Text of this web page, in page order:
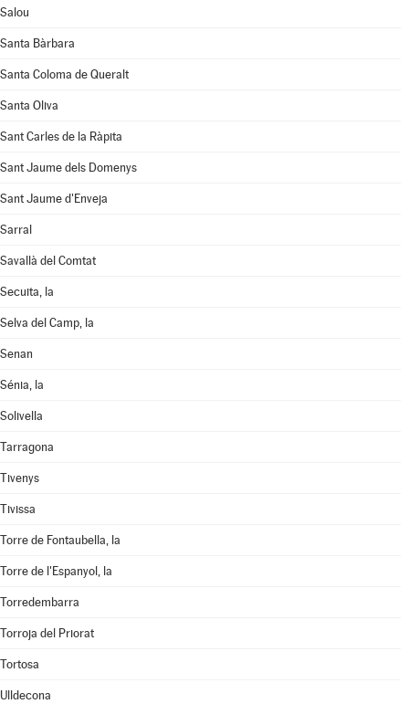
Salou
Santa Bàrbara
Santa Coloma de Queralt
Santa Oliva
Sant Carles de la Ràpita
Sant Jaume dels Domenys
Sant Jaume d'Enveja
Sarral
Savallà del Comtat
Secuita, la
Selva del Camp, la
Senan
Sénia, la
Solivella
Tarragona
Tivenys
Tivissa
Torre de Fontaubella, la
Torre de l'Espanyol, la
Torredembarra
Torroja del Priorat
Tortosa
Ulldecona